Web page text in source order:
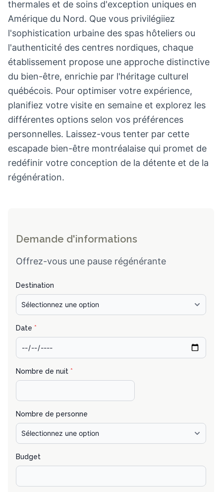
thermales et de soins d'exception uniques en
Amérique du Nord. Que vous privilégiiez
l'sophistication urbaine des spas hôteliers ou
l'authenticité des centres nordiques, chaque
établissement propose une approche distinctive
du bien-être, enrichie par l'héritage culturel
québécois. Pour optimiser votre expérience,
planifiez votre visite en semaine et explorez les
différentes options selon vos préférences
personnelles. Laissez-vous tenter par cette
escapade bien-être montréalaise qui promet de
redéfinir votre conception de la détente et de la
régénération.
Demande d'informations
Offrez-vous une pause régénérante
Destination
Date *
Nombre de nuit *
Nombre de personne
Budget